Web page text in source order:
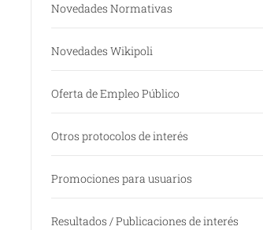
Novedades Normativas
Novedades Wikipoli
Oferta de Empleo Público
Otros protocolos de interés
Promociones para usuarios
Resultados / Publicaciones de interés